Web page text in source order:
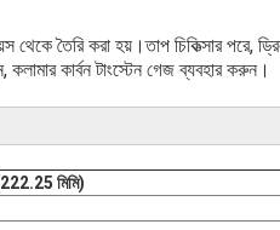
থেকে তৈরি করা হয়।তাপ চিকিত্সার পরে,
কার্বন টাংস্টেন গেজ ব্যবহার করুন।
মিমি)